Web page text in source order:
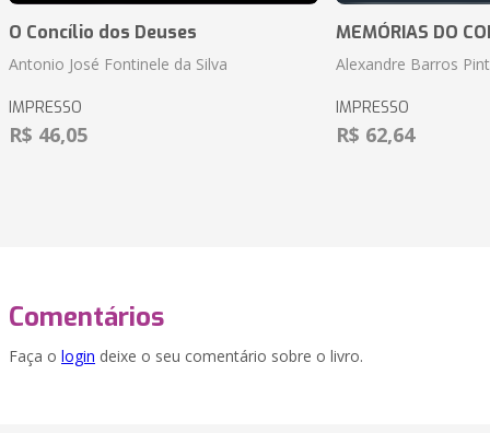
O Concílio dos Deuses
Antonio José Fontinele da Silva
IMPRESSO
R$ 46,05
MEMÓRIAS DO
Alexandre Barros
IMPRESSO
R$ 62,64
Comentários
Faça o login deixe o seu comentário sobre o livro.